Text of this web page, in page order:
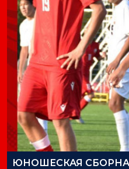
ЮНОШЕСКАЯ